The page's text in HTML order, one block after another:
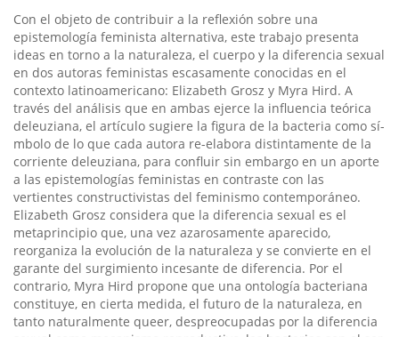
Con el objeto de contribuir a la reflexión sobre una
epistemologí­a feminista alternativa, este trabajo presenta
ideas en torno a la naturaleza, el cuerpo y la diferencia sexual
en dos autoras feministas escasamente conocidas en el
contexto latinoamericano: Elizabeth Grosz y Myra Hird. A
través del análisis que en ambas ejerce la influencia teórica
deleuziana, el artí­culo sugiere la figura de la bacteria como sí­
mbolo de lo que cada autora re-elabora distintamente de la
corriente deleuziana, para confluir sin embargo en un aporte
a las epistemologí­as feministas en contraste con las
vertientes constructivistas del feminismo contemporáneo.
Elizabeth Grosz considera que la diferencia sexual es el
metaprincipio que, una vez azarosamente aparecido,
reorganiza la evolución de la naturaleza y se convierte en el
garante del surgimiento incesante de diferencia. Por el
contrario, Myra Hird propone que una ontologí­a bacteriana
constituye, en cierta medida, el futuro de la naturaleza, en
tanto naturalmente queer, despreocupadas por la diferencia